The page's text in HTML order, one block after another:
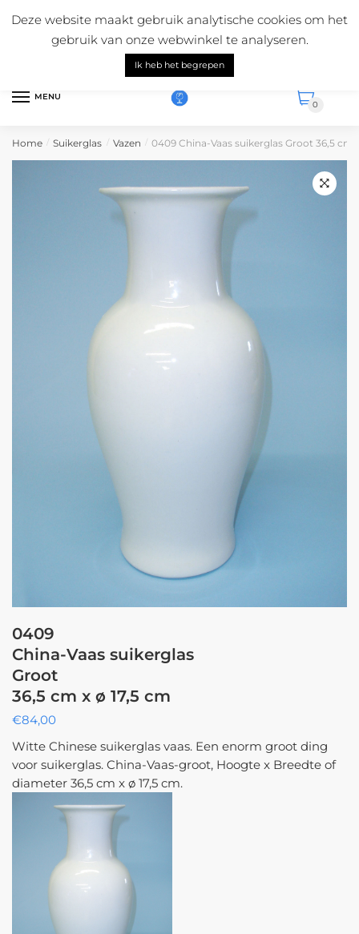
navigation
Mail ons:info@suikerglas.nl
Vragen over onze producten?
+31 (0)6 5124 1984
Nederlands
MENU
0
Home / Suikerglas / Vazen / 0409 China-Vaas suikerglas Groot 36,5 cm
0409
China-Vaas suikerglas
Groot
36,5 cm x ø 17,5 cm
€84,00
Witte Chinese suikerglas vaas. Een enorm groot ding
voor suikerglas. China-Vaas-groot, Hoogte x Breedte of
diameter 36,5 cm x ø 17,5 cm.
Deze website maakt gebruik analytische cookies om het
gebruik van onze webwinkel te analyseren.
Ik heb het begrepen